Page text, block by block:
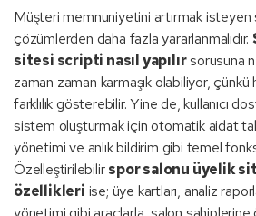
Müşteri memnuniyetini artırmak isteyen
çözümlerden daha fazla yararlanmalıdır.
sitesi scripti nasıl yapılırsorusuna
zaman zaman karmaşık olabiliyor, çünkü
farklılık gösterebilir. Yine de, kullanıcı
sistem oluşturmak için otomatik aidat
yönetimi ve anlık bildirim gibi temel
Özelleştirilebilirspor salonu üyelik
özellikleri ise; üye kartları, analiz